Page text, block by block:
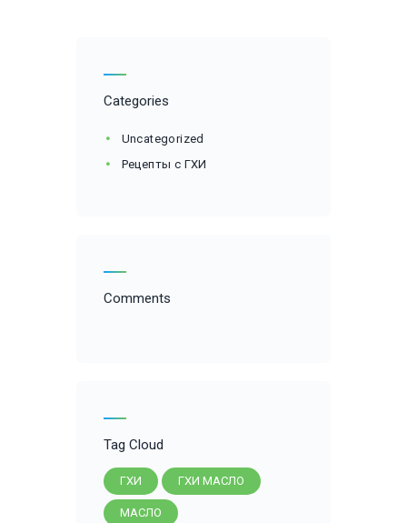
Categories
Uncategorized
Рецепты с ГХИ
Comments
Tag Cloud
ГХИ ГХИ МАСЛО
МАСЛО